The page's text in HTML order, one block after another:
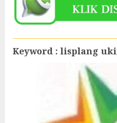
Keyword : lisplang